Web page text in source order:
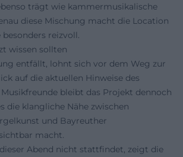
trägt wie kammermusikalische
diese Mischung macht die Location
reizvoll.
wissen sollten
entfällt, lohnt sich vor dem Weg zur
auf die aktuellen Hinweise des
bleibt das Projekt dennoch
die klangliche Nähe zwischen
und Bayreuther
macht.
Abend nicht stattfindet, zeigt die